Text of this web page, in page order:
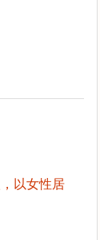
以女性居